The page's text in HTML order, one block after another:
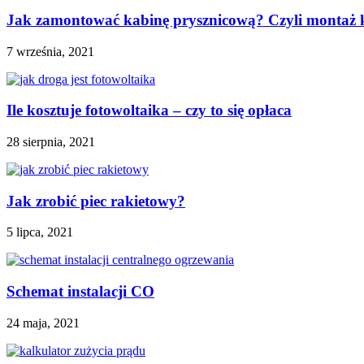
Jak zamontować kabinę prysznicową? Czyli
7 września, 2021
Ile kosztuje fotowoltaika – czy to się opłaca
28 sierpnia, 2021
Jak zrobić piec rakietowy?
5 lipca, 2021
Schemat instalacji CO
24 maja, 2021